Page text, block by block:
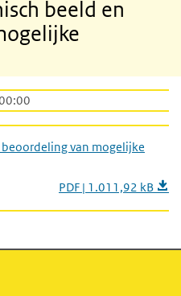
beeld en
beoordeling van mogelijke
PDF | 1.011,92 kB